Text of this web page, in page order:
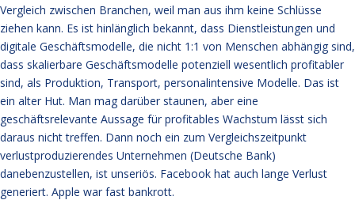
Vergleich zwischen Branchen, weil man aus ihm keine Schlüsse
ziehen kann. Es ist hinlänglich bekannt, dass Dienstleistungen und
digitale Geschäftsmodelle, die nicht 1:1 von Menschen abhängig sind,
dass skalierbare Geschäftsmodelle potenziell wesentlich profitabler
sind, als Produktion, Transport, personalintensive Modelle. Das ist
ein alter Hut. Man mag darüber staunen, aber eine
geschäftsrelevante Aussage für profitables Wachstum lässt sich
daraus nicht treffen. Dann noch ein zum Vergleichszeitpunkt
verlustproduzierendes Unternehmen (Deutsche Bank)
danebenzustellen, ist unseriös. Facebook hat auch lange Verlust
generiert. Apple war fast bankrott.